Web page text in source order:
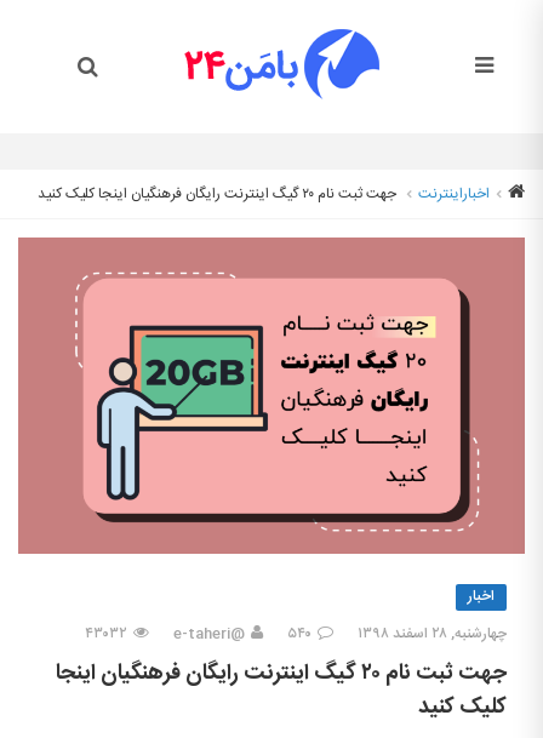
اخباراینترنت جهت ثبت نام ۲۰ گیگ اینترنت رایگان فرهنگیان اینجا کلیک کنید
اخبار
چهارشنبه, ۲۸ اسفند ۱۳۹۸
۵۴۰ @e-taheri ۴۳۰۳۲
جهت ثبت نام ۲۰ گیگ اینترنت رایگان فرهنگیان اینجا
کلیک کنید